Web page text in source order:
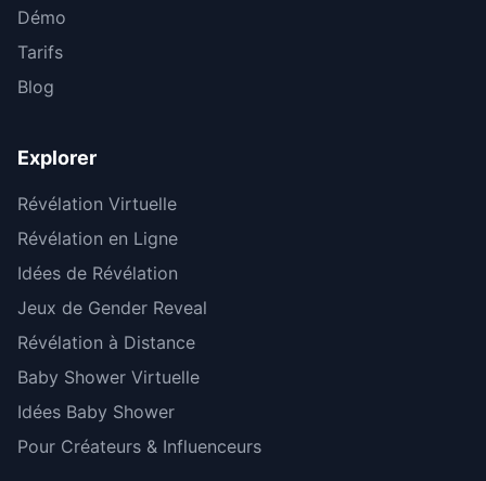
Démo
Tarifs
Blog
Explorer
Révélation Virtuelle
Révélation en Ligne
Idées de Révélation
Jeux de Gender Reveal
Révélation à Distance
Baby Shower Virtuelle
Idées Baby Shower
Pour Créateurs & Influenceurs